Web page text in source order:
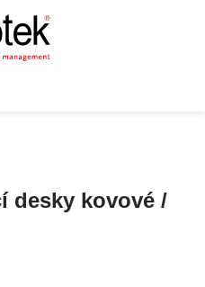
desky kovové /